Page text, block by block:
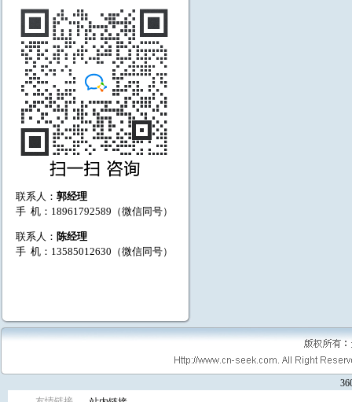
联系人： 郭经理
手 机：18961792589（微信同号）
联系人： 陈经理
手 机：13585012630（微信同号）